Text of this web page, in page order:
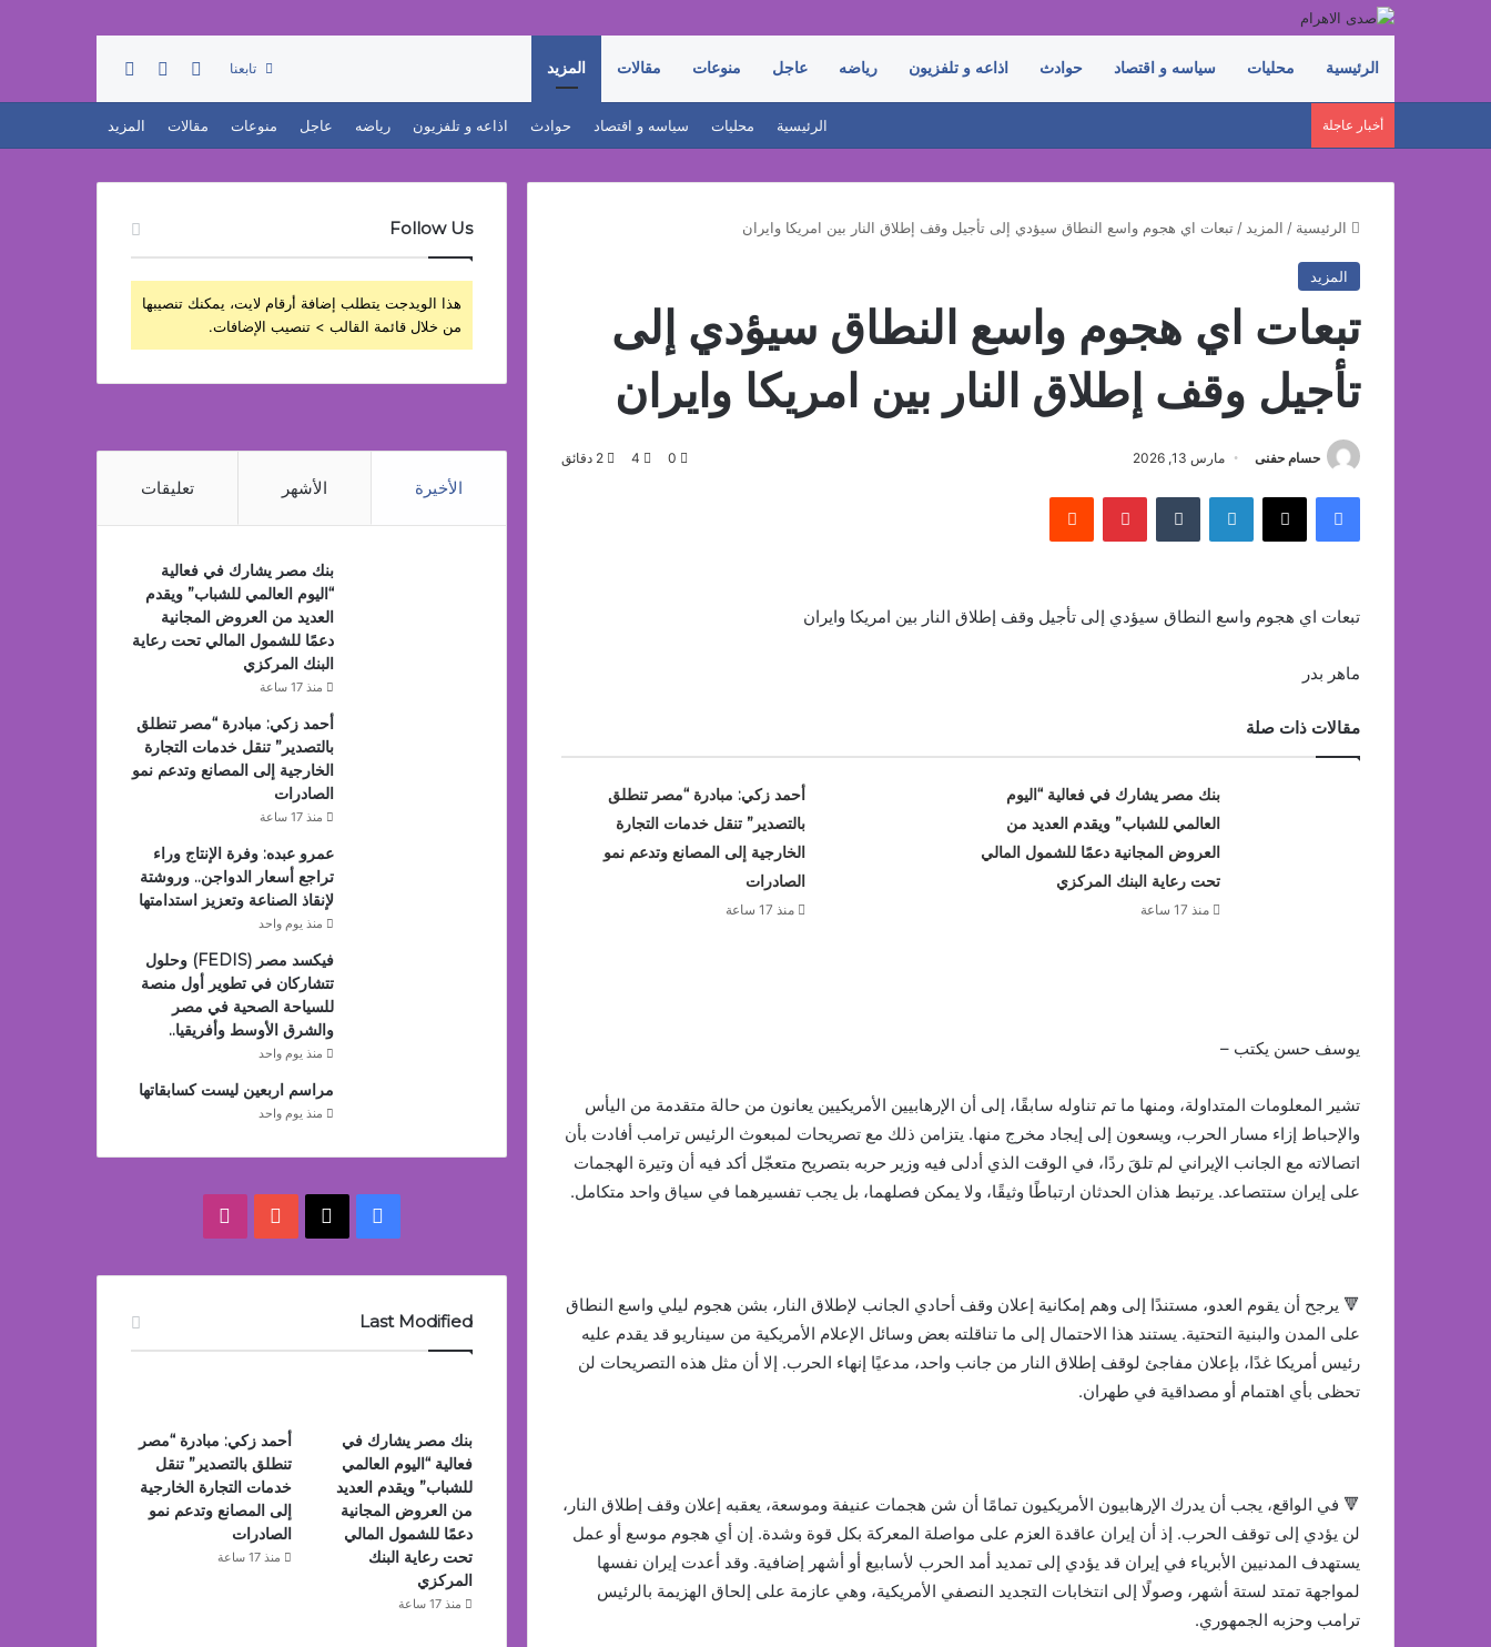
الرئيسية محليات سياسه و اقتصاد حوادث اذاعه و تلفزيون رياضه عاجل منوعات مقالات المزيد تابعنا تسجيل الدخول
إضافة عمود جانبي
أخبار عاجلة الرئيسية محليات سياسه و اقتصاد حوادث اذاعه و تلفزيون رياضه عاجل منوعات مقالات المزيد
الرئيسية / المزيد / تبعات اي هجوم واسع النطاق سيؤدي إلى تأجيل وقف إطلاق النار بين امريكا وايران
المزيد
تبعات اي هجوم واسع النطاق سيؤدي إلى
تأجيل وقف إطلاق النار بين امريكا وايران
حسام حفنى مارس 13, 2026 0
4
فيسبوك ‫X لينكدإن بينتيريست
تبعات اي هجوم واسع النطاق سيؤدي إلى تأجيل وقف إطلاق النار بين امريكا وايران
ماهر بدر
مقالات ذات صلة
بنك مصر يشارك في فعالية “اليوم
العالمي للشباب” ويقدم العديد من
العروض المجانية دعمًا للشمول المالي
تحت رعاية البنك المركزي
منذ 17 ساعة
أحمد زكي: مبادرة “مصر تنطلق
بالتصدير” تنقل خدمات التجارة
الخارجية إلى المصانع وتدعم نمو
الصادرات
منذ 17 ساعة
يوسف حسن يكتب –
تشير المعلومات المتداولة، ومنها ما تم تناوله سابقًا، إلى أن الإرهابيين الأمريكيين يعانون من حالة متقدمة من اليأس
والإحباط إزاء مسار الحرب، ويسعون إلى إيجاد مخرج منها. يتزامن ذلك مع تصريحات لمبعوث الرئيس ترامب أفادت بأن
اتصالاته مع الجانب الإيراني لم تلقَ ردًا، في الوقت الذي أدلى فيه وزير حربه بتصريح متعجّل أكد فيه أن وتيرة الهجمات
على إيران ستتصاعد. يرتبط هذان الحدثان ارتباطًا وثيقًا، ولا يمكن فصلهما، بل يجب تفسيرهما في سياق واحد متكامل.
🔻 يرجح أن يقوم العدو، مستندًا إلى وهم إمكانية إعلان وقف أحادي الجانب لإطلاق النار، بشن هجوم ليلي واسع النطاق
على المدن والبنية التحتية. يستند هذا الاحتمال إلى ما تناقلته بعض وسائل الإعلام الأمريكية من سيناريو قد يقدم عليه
رئيس أمريكا غدًا، بإعلان مفاجئ لوقف إطلاق النار من جانب واحد، مدعيًا إنهاء الحرب. إلا أن مثل هذه التصريحات لن
تحظى بأي اهتمام أو مصداقية في طهران.
🔻 في الواقع، يجب أن يدرك الإرهابيون الأمريكيون تمامًا أن شن هجمات عنيفة وموسعة، يعقبه إعلان وقف إطلاق النار،
لن يؤدي إلى توقف الحرب. إذ أن إيران عاقدة العزم على مواصلة المعركة بكل قوة وشدة. إن أي هجوم موسع أو عمل
يستهدف المدنيين الأبرياء في إيران قد يؤدي إلى تمديد أمد الحرب لأسابيع أو أشهر إضافية. وقد أعدت إيران نفسها
لمواجهة تمتد لستة أشهر، وصولًا إلى انتخابات التجديد النصفي الأمريكية، وهي عازمة على إلحاق الهزيمة بالرئيس
ترامب وحزبه الجمهوري.
Follow Us
هذا الويدجت يتطلب إضافة أرقام لايت، يمكنك تنصيبها
من خلال قائمة القالب > تنصيب الإضافات.
الأخيرة الأشهر تعليقات
بنك مصر يشارك في فعالية
“اليوم العالمي للشباب” ويقدم
العديد من العروض المجانية
دعمًا للشمول المالي تحت رعاية
البنك المركزي
منذ 17 ساعة
أحمد زكي: مبادرة “مصر تنطلق
بالتصدير” تنقل خدمات التجارة
الخارجية إلى المصانع وتدعم نمو
الصادرات
منذ 17 ساعة
عمرو عبده: وفرة الإنتاج وراء
تراجع أسعار الدواجن.. وروشتة
لإنقاذ الصناعة وتعزيز استدامتها
منذ يوم واحد
فيكسد مصر (FEDIS) وحلول
تتشاركان في تطوير أول منصة
للسياحة الصحية في مصر
والشرق الأوسط وأفريقيا..
منذ يوم واحد
مراسم اربعين ليست كسابقاتها
منذ يوم واحد
فيسبوك
‫X
‫YouTubeانستقرام
Last Modified
بنك مصر يشارك في
فعالية “اليوم العالمي
للشباب” ويقدم العديد
من العروض المجانية
دعمًا للشمول المالي
تحت رعاية البنك
المركزي
منذ 17 ساعة
أحمد زكي: مبادرة “مصر
تنطلق بالتصدير” تنقل
خدمات التجارة الخارجية
إلى المصانع وتدعم نمو
الصادرات
منذ 17 ساعة